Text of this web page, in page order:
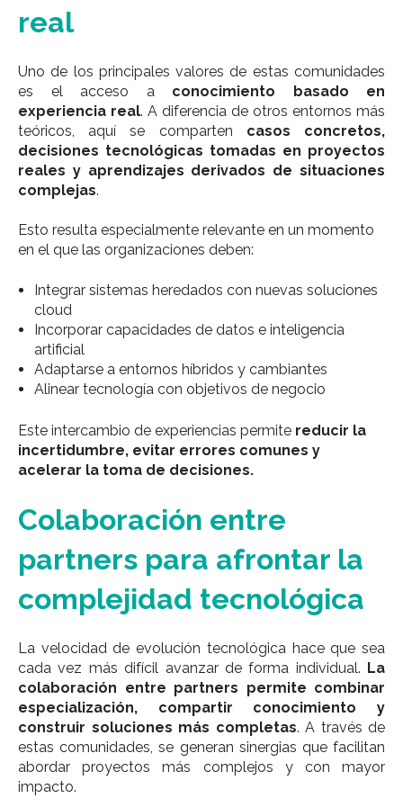
real
Uno de los principales valores de estas comunidades
es el acceso a conocimiento basado en
experiencia real. A diferencia de otros entornos más
teóricos, aquí se comparten casos concretos,
decisiones tecnológicas tomadas en proyectos
reales y aprendizajes derivados de situaciones
complejas.
Esto resulta especialmente relevante en un momento
en el que las organizaciones deben:
Integrar sistemas heredados con nuevas soluciones
cloud
Incorporar capacidades de datos e inteligencia
artificial
Adaptarse a entornos híbridos y cambiantes
Alinear tecnología con objetivos de negocio
Este intercambio de experiencias permite reducir la
incertidumbre, evitar errores comunes y
acelerar la toma de decisiones.
Colaboración entre
partners para afrontar la
complejidad tecnológica
La velocidad de evolución tecnológica hace que sea
cada vez más difícil avanzar de forma individual. La
colaboración entre partners permite combinar
especialización, compartir conocimiento y
construir soluciones más completas. A través de
estas comunidades, se generan sinergias que facilitan
abordar proyectos más complejos y con mayor
impacto.